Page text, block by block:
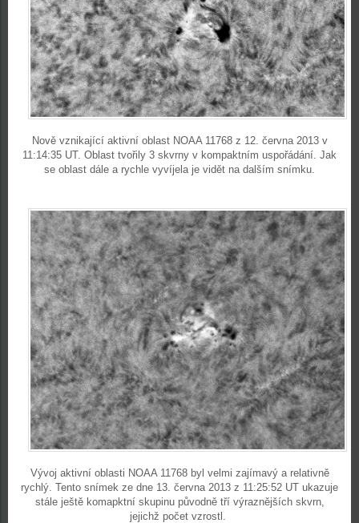
Nově vznikající aktivní oblast NOAA 11768 z 12. června 2013 v
11:14:35 UT. Oblast tvořily 3 skvrny v kompaktním uspořádání. Jak
se oblast dále a rychle vyvíjela je vidět na dalším snímku.
Vývoj aktivní oblasti NOAA 11768 byl velmi zajímavý a relativně
rychlý. Tento snímek ze dne 13. června 2013 z 11:25:52 UT ukazuje
stále ještě komapktní skupinu původně tří výraznějších skvrn,
jejichž počet vzrostl.